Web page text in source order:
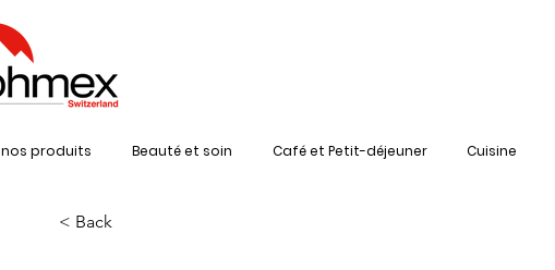
nos produits Beauté et soin Café et Petit-déjeuner Cuisine
< Back